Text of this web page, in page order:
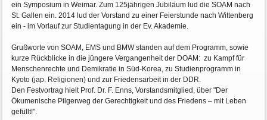
ein Symposium in Weimar. Zum 125jährigen Jubiläum lud die SOAM nach
St. Gallen ein. 2014 lud der Vorstand zu einer Feierstunde nach Wittenberg
ein - im Vorlauf zur Studientagung in der Ev. Akademie.
Grußworte von SOAM, EMS und BMW standen auf dem Programm, sowie
kurze Rückblicke in die jüngere Vergangenheit der DOAM: zu Kampf für
Menschenrechte und Demikratie in Süd-Korea, zu Studienprogramm in
Kyoto (jap. Religionen) und zur Friedensarbeit in der DDR.
Den Festvortrag hielt Prof. Dr. F. Enns, Vorstandsmitglied, über "Der
Ökumenische Pilgerweg der Gerechtigkeit und des Friedens – mit Leben
gefüllt!".